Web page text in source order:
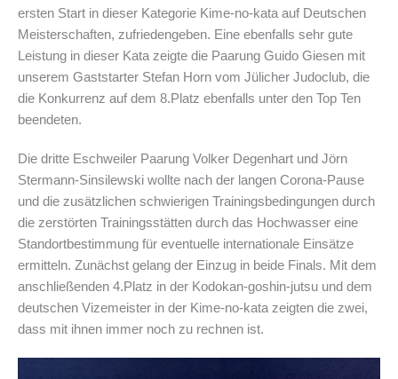
ersten Start in dieser Kategorie Kime-no-kata auf Deutschen
Meisterschaften, zufriedengeben. Eine ebenfalls sehr gute
Leistung in dieser Kata zeigte die Paarung Guido Giesen mit
unserem Gaststarter Stefan Horn vom Jülicher Judoclub, die
die Konkurrenz auf dem 8.Platz ebenfalls unter den Top Ten
beendeten.
Die dritte Eschweiler Paarung Volker Degenhart und Jörn
Stermann-Sinsilewski wollte nach der langen Corona-Pause
und die zusätzlichen schwierigen Trainingsbedingungen durch
die zerstörten Trainingsstätten durch das Hochwasser eine
Standortbestimmung für eventuelle internationale Einsätze
ermitteln. Zunächst gelang der Einzug in beide Finals. Mit dem
anschließenden 4.Platz in der Kodokan-goshin-jutsu und dem
deutschen Vizemeister in der Kime-no-kata zeigten die zwei,
dass mit ihnen immer noch zu rechnen ist.